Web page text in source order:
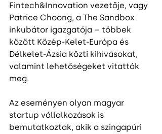
Fintech&Innovation vezetője, vagy
Patrice Choong, a The Sandbox
inkubátor igazgatója – többek
között Közép-Kelet-Európa és
Délkelet-Ázsia közti kihívásokat,
valamint lehetőségeket vitatták
meg.
Az eseményen olyan magyar
startup vállalkozások is
bemutatkoztak, akik a szingapúri